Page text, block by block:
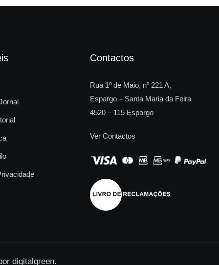
Contactos
Rua 1º de Maio, nº 221 A,
Espargo – Santa Maria da Feira
4520 – 115 Espargo
Ver Contactos
digitalgreen.